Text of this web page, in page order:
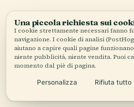
More inLe
20 luoghi da scoprire — alcuni da
PLACE
Cattedrale di
San Giuliano
PLACE
Notre-Dame De
la Couture
Una piccola richiesta sui
I cookie strettamente necessari fanno
navigazione. I cookie di analisi
aiutano a capire quali pagine
niente pubblicità, niente vendita. Puoi
momento dal piè di pagina.
Personalizza Rifiuta tutto